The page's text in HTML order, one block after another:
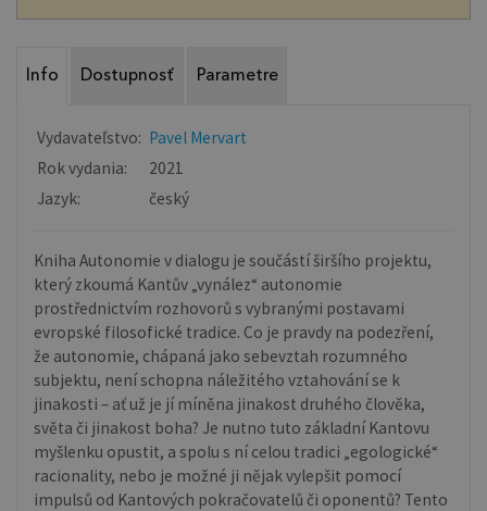
Info Dostupnosť Parametre
Vydavateľstvo: Pavel Mervart
Rok vydania:
2021
Jazyk:
český
Kniha Autonomie v dialogu je součástí širšího projektu,
který zkoumá Kantův „vynález“ autonomie
prostřednictvím rozhovorů s vybranými postavami
evropské filosofické tradice. Co je pravdy na podezření,
že autonomie, chápaná jako sebevztah rozumného
subjektu, není schopna náležitého vztahování se k
jinakosti – ať už je jí míněna jinakost druhého člověka,
světa či jinakost boha? Je nutno tuto základní Kantovu
myšlenku opustit, a spolu s ní celou tradici „egologické“
racionality, nebo je možné ji nějak vylepšit pomocí
impulsů od Kantových pokračovatelů či oponentů? Tento